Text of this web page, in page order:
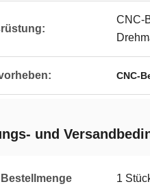
CNC-
CNC-
und
Bestellmenge 1